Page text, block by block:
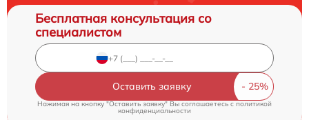
Бесплатная консультация со
специалистом
Оставить заявку
Нажимая на кнопку "Оставить заявку" Вы соглашаетесь c политикой
конфиденциальности